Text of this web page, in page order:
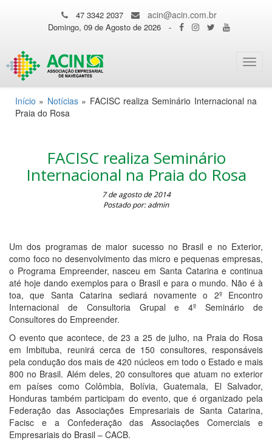
47 3342 2037 acin@acin.com.br
Domingo, 09 de Agosto de 2026 -
Início » Notícias» FACISC realiza Seminário Internacional na
Praia do Rosa
FACISC realiza Seminário
Internacional na Praia do Rosa
7 de agosto de 2014
Postado por: admin
Um dos programas de maior sucesso no Brasil e no Exterior,
como foco no desenvolvimento das micro e pequenas empresas,
o Programa Empreender, nasceu em Santa Catarina e continua
até hoje dando exemplos para o Brasil e para o mundo. Não é à
toa, que Santa Catarina sediará novamente o 2º Encontro
Internacional de Consultoria Grupal e 4º Seminário de
Consultores do Empreender.
O evento que acontece, de 23 a 25 de julho, na Praia do Rosa
em Imbituba, reunirá cerca de 150 consultores, responsáveis
pela condução dos mais de 420 núcleos em todo o Estado e mais
800 no Brasil. Além deles, 20 consultores que atuam no exterior
em países como Colômbia, Bolívia, Guatemala, El Salvador,
Honduras também participam do evento, que é organizado pela
Federação das Associações Empresariais de Santa Catarina,
Facisc e a Confederação das Associações Comerciais e
Empresariais do Brasil – CACB.